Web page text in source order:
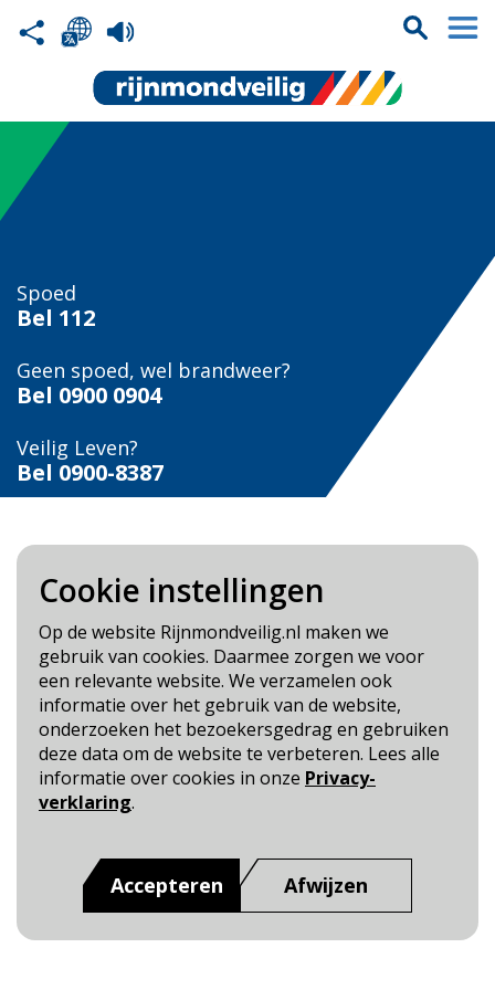
Cookie instellingen
Op de website Rijnmondveilig.nl maken we
gebruik van cookies. Daarmee zorgen we voor
een relevante website. We verzamelen ook
informatie over het gebruik van de website,
onderzoeken het bezoekersgedrag en gebruiken
deze data om de website te verbeteren. Lees alle
informatie over cookies in onze Privacy-
verklaring.
Accepteren Afwijzen
Spoed
Bel 112
Geen spoed, wel brandweer?
Bel 0900 0904
Veilig Leven?
Bel 0900-8387
Blijf op de hoogte
Cookie- en Privacybeleid
Toegankelijkheid
Dit is een website van:Veiligheidsregio Rotterdam-
Rijnmond